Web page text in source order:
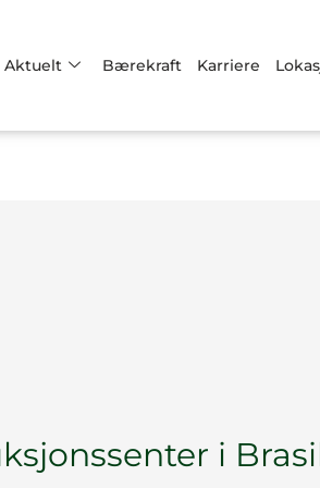
Aktuelt Bærekraft Karriere
i